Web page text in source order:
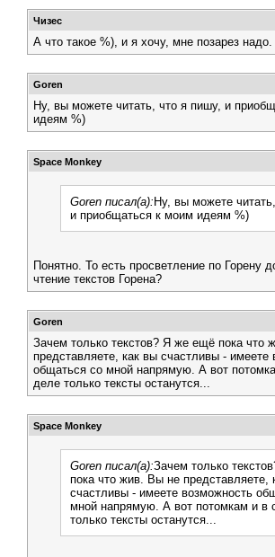
Чизес
А что такое %), и я хочу, мне позарез надо.
Goren
Ну, вы можете читать, что я пишу, и
идеям %)
Space Monkey
Goren писал(а): Ну, вы можете
и приобщаться к моим идеям %)
Понятно. То есть просветление по Горену
чтение текстов Горена?
Goren
Зачем только текстов? Я же ещё пока что
представляете, как вы счастливы - имеете
общаться со мной напрямую. А вот
деле только тексты останутся...
Space Monkey
Goren писал(а):Зачем только
пока что жив. Вы не представляете,
счастливы - имеете возможность
мной напрямую. А вот потомкам и в
только тексты останутся...